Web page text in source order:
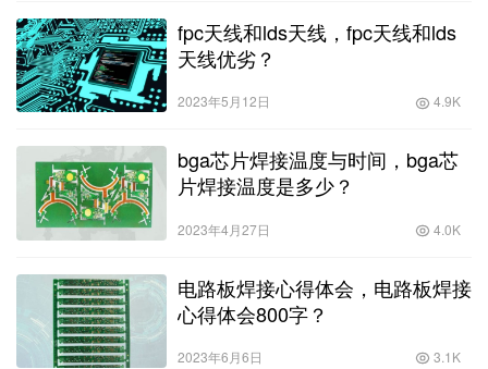
fpc天线和lds天线，fpc天线和lds
天线优劣？
2023年5月12日 4.9K
bga芯片焊接温度与时间，bga芯
片焊接温度是多少？
2023年4月27日 4.0K
电路板焊接心得体会，电路板焊接
心得体会800字？
2023年6月6日 3.1K